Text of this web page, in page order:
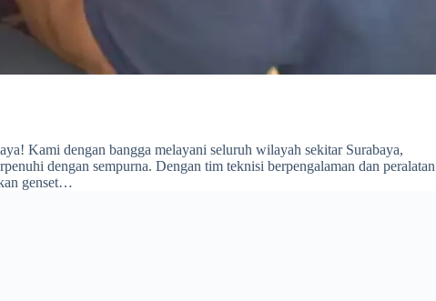
Kami dengan bangga melayani seluruh wilayah sekitar Surabaya,
dengan sempurna. Dengan tim teknisi berpengalaman dan peralatan
genset…